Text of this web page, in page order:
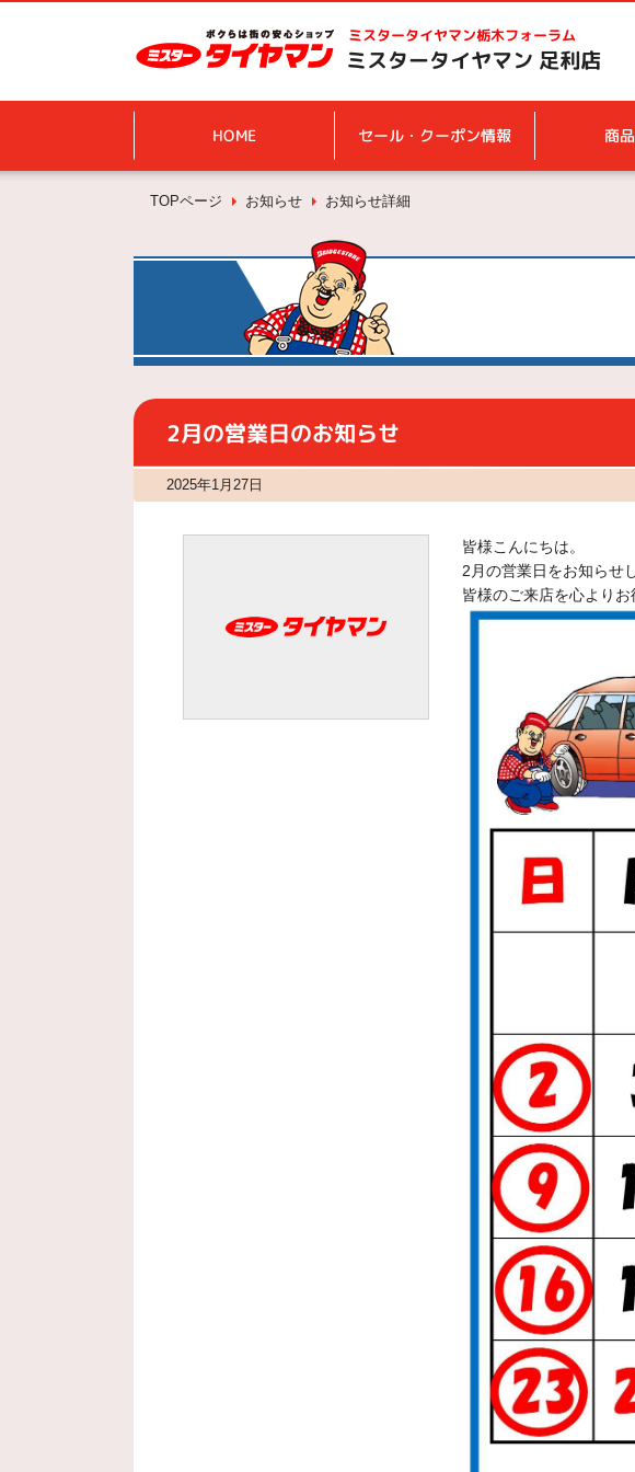
ミスタータイヤマン栃木フォーラム
ミスタータイヤマン 足利店
HOME セール・クーポン情報 商
TOPページ お知らせ お知らせ詳細
2月の営業日のお知らせ
2025年1月27日
皆様こんにちは。
2月の営業日をお知らせ
皆様のご来店を心より